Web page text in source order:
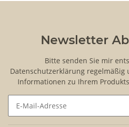
Newsletter
Bitte senden Sie mir
Datenschutzerklärung regelmäßig
Informationen zu Ihrem